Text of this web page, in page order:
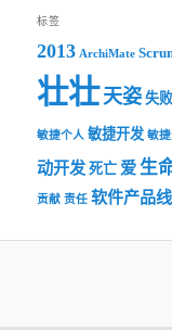
标签
2013 ArchiMate
壮壮天姿 失败
敏捷个人 敏捷开发 敏
动开发 死亡 爱 生
贡献 责任 软件产品线